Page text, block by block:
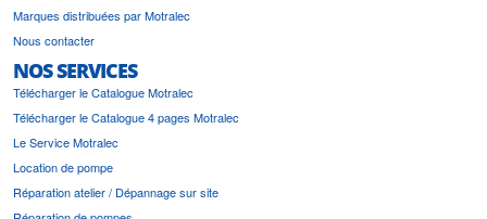
Marques distribuées par Motralec
Nous contacter
NOS SERVICES
Télécharger le Catalogue Motralec
Télécharger le Catalogue 4 pages Motralec
Le Service Motralec
Location de pompe
Réparation atelier / Dépannage sur site